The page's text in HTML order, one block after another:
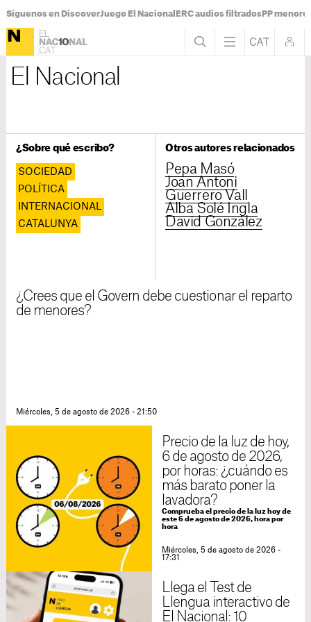
Síguenos en DiscoverJuego El Nacional ERC audios filtradosPP
El Nacional
¿Sobre qué escribo?
SOCIEDAD
POLÍTICA
INTERNACIONAL
CATALUNYA
Otros autores relacionados
Pepa Masó
Joan Antoni
Guerrero Vall
Alba Solé Ingla
David González
¿Crees que el Govern debe cuestionar el reparto
de menores?
Miércoles, 5 de agosto de 2026 - 21:50
Precio de la luz de hoy,
6 de agosto de 2026,
por horas: ¿cuándo es
más barato poner la
lavadora?
Comprueba el precio de la luz hoy de
este 6 de agosto de 2026, hora por
hora
Miércoles, 5 de agosto de 2026 -
17:31
Llega el Test de
Llengua interactivo de
El Nacional: 10